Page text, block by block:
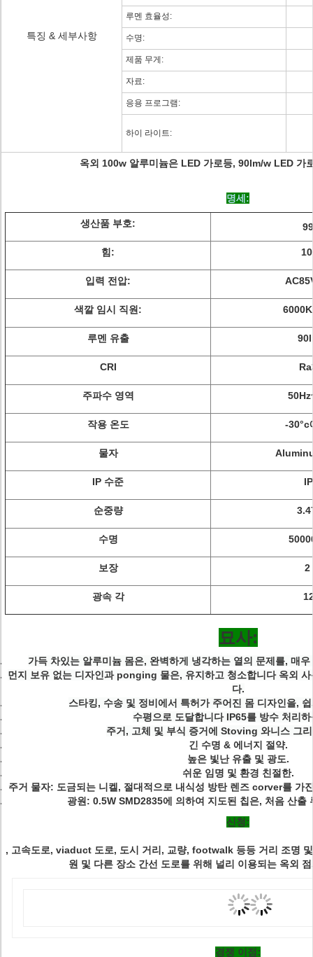
특징 & 세부사항
루멘 효율성:
수명:
제품 무게:
자료:
응용 프로그램:
하이 라이트:
옥외 100w 알루미늄은 LED 가로등, 90lm/w LED 가
명세:
생산품 부호:
힘:
입력 전압:
색깔 임시 직원:
루멘 유출
CRI
주파수 영역
작용 온도 -30°c
물자
IP 수준
순중량
수명
보장 2
광속 각
묘사:
가득 차있는 알루미늄 몸은, 완벽하게 냉각하는 열의 문제를, 매
먼지 보유 없는 디자인과 ponging 물은, 유지하고 청소합니다 옥외
다.
스타킹, 수송 및 정비에서 특허가 주어진 몸 디자인을,
수평으로 도달합니다 IP65를 방수 처리
주거, 고체 및 부식 증거에 Stoving 와니스 그
긴 수명 & 에너지 절약.
높은 빛난 유출 및 광도.
쉬운 임명 및 환경 친절한.
주거 물자: 도금되는 니켈, 절대적으로 내식성 방탄 렌즈 corver를 가
광원: 0.5W SMD2835에 의하여 지도된 칩은, 처음 산출
신청:
, 고속도로, viaduct 도로, 도시 거리, 교량, footwalk 등등 거리 조명
원 및 다른 장소 간선 도로를 위해 널리 이용되는 옥외
경쟁 이점: